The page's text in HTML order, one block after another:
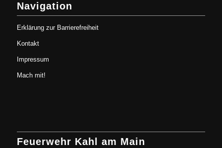
Navigation
Erklärung zur Barrierefreiheit
Kontakt
Impressum
Mach mit!
Feuerwehr Kahl am Main